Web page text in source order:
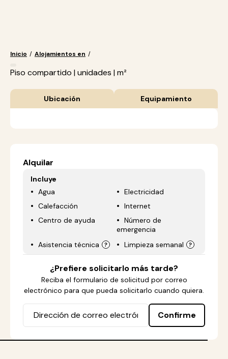
Inicio / Alojamientos en /
Piso compartido | unidades | m²
Ubicación Equipamiento
Alquilar
Incluye
Agua
Electricidad
Calefacción
Internet
Centro de ayuda
Número de
emergencia
Asistencia técnica
Limpieza semanal
¿Prefiere solicitarlo más tarde?
Reciba el formulario de solicitud por correo
electrónico para que pueda solicitarlo cuando quiera.
Confirme